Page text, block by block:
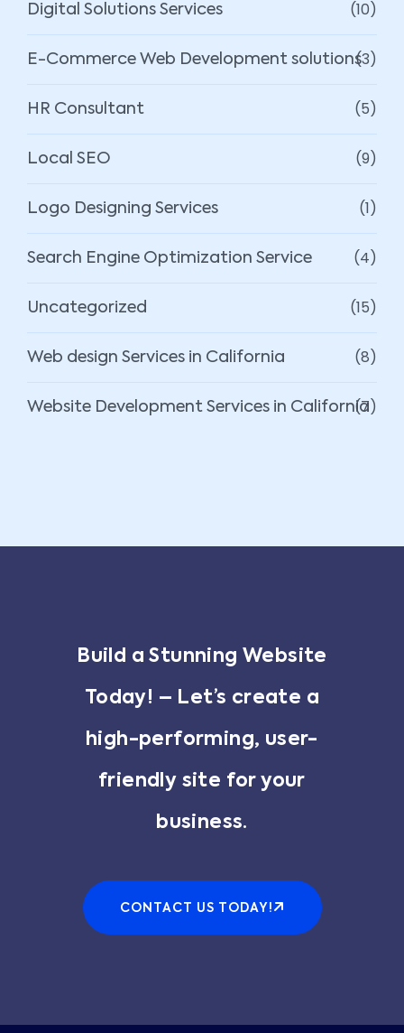
Digital Solutions Services (10)
E-Commerce Web Development solutions(3)
HR Consultant (5)
Local SEO (9)
Logo Designing Services (1)
Search Engine Optimization Service (4)
Uncategorized (15)
Web design Services in California (8)
Website Development Services in California
(7)
Build a Stunning Website
Today! – Let’s create a
high-performing, user-
friendly site for your
business.
CONTACT US TODAY!